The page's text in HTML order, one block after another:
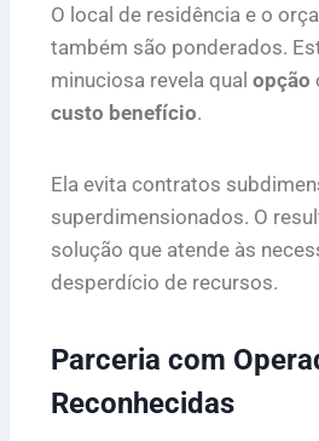
O local de residência e o
também são ponderados.
minuciosa revela qual opção
custo benefício.
Ela evita contratos
superdimensionados. O
solução que atende às
desperdício de recursos.
Parceria com
Reconhecidas